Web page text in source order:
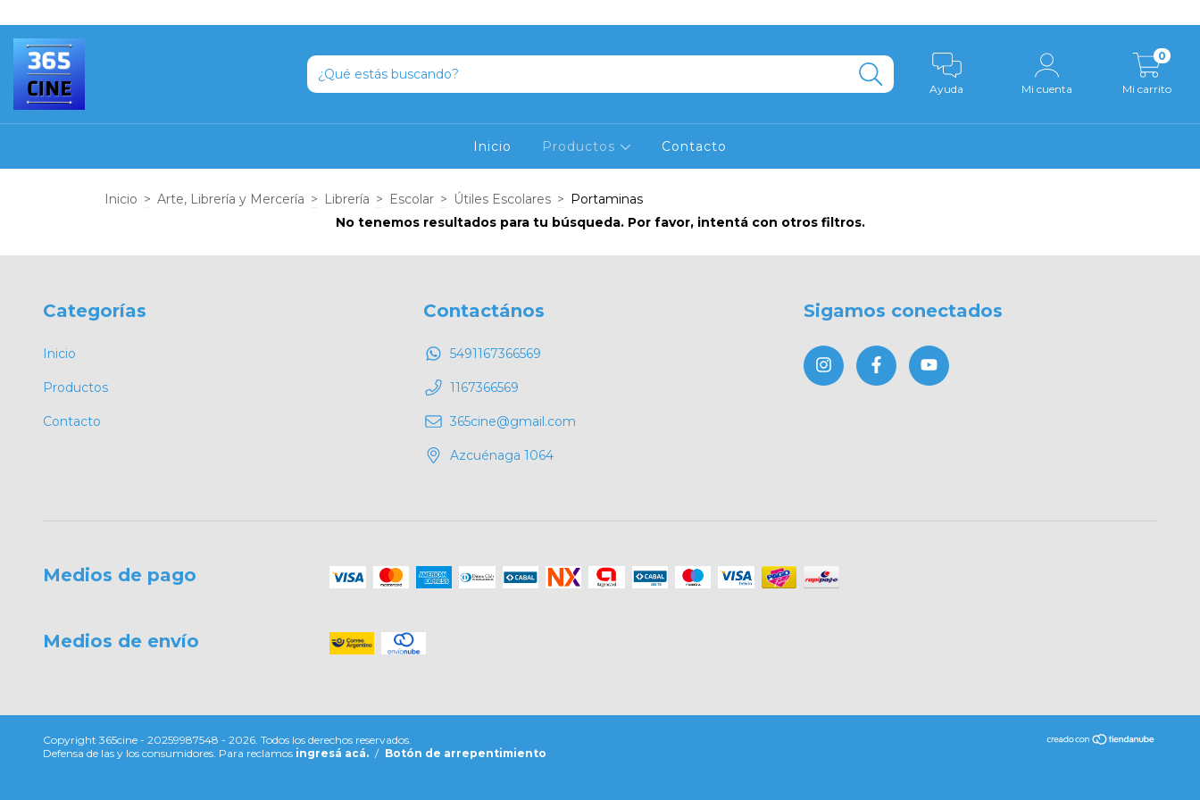
Ayuda Mi cuenta Mi carrito
0
Inicio Productos Contacto
Inicio > Arte, Librería y Mercería > Librería > Escolar > Útiles Escolares > Portaminas
No tenemos resultados para tu búsqueda. Por favor, intentá con otros filtros.
Categorías
Inicio
Productos
Contacto
Contactános
5491167366569
1167366569
365cine@gmail.com
Azcuénaga 1064
Sigamos conectados
Medios de pago
Medios de envío
Copyright 365cine - 20259987548 - 2026. Todos los derechos reservados.
Defensa de las y los consumidores. Para reclamos ingresá acá. / Botón de arrepentimiento